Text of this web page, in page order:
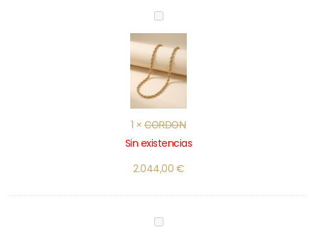
CORDON
1 × CORDON
Sin existencias
2.044,00 €
ESLABON
COMBINADO